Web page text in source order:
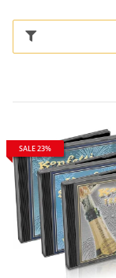
SALE 23%